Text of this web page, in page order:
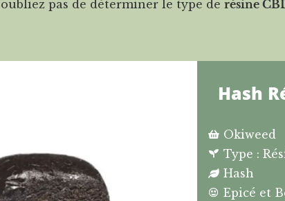
pas de déterminer le type de résine
Hash
Okiweed
Type :
Hash
Epicé et